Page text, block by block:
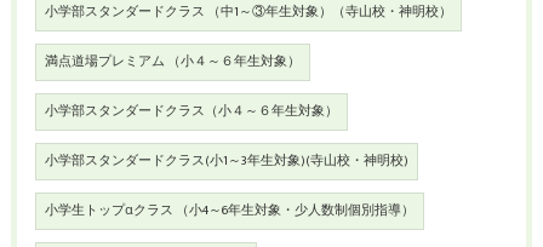
小学部スタンダードクラス （中1～③年生対象）（寺山校・神明校）
満点道場プレミアム （小４～６年生対象）
小学部スタンダードクラス（小４～６年生対象）
小学部スタンダードクラス(小1～3年生対象)(寺山校・神明校)
小学生トップαクラス （小4～6年生対象・少人数制個別指導）